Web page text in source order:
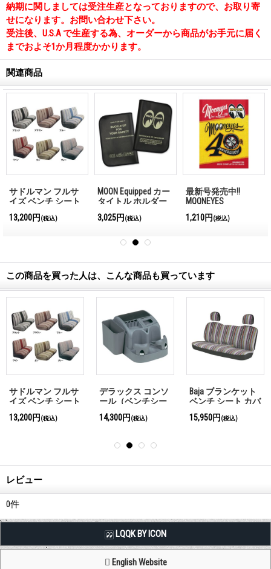
納期に関しましては受注生産となっておりますので、お取り寄
せになります。お問い合わせ下さい。
受注後、U.S.A で生産する為、オーダーから商品がお手元に届く
までおよそ1か月程度かかります。
関連商品
サドルマン フルサ
イズ ベンチ シート
13,200円 (税込)
MOON Equipped カー
タイトル ホルダー
3,025円 (税込)
最新号発売中!!
MQQNEYES
Magazine No.28 2026
1,210円 (税込)
この商品を買った人は、こんな商品も買っています
サドルマン フルサ
イズ ベンチ シート
13,200円 (税込)
デラックス コンソ
ール（ベンチシー
用）
14,300円 (税込)
Baja ブランケット
ベンチ シート カバ
15,950円 (税込)
レビュー
0件
LQQK BY ICON
English Website